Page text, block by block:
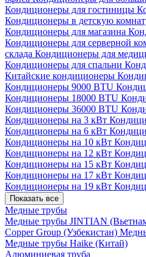
Кондиционеры для гостиницы
Кондиционеры в детскую
Кондиционеры для магазина
Кондиционеры для серверной
склада Кондиционеры для
Кондиционеры для спальни
Китайские кондиционеры
Кондиционеры 9000 BTU
Кондиционеры 18000 BTU
Кондиционеры 36000 BTU
Кондиционеры на 3 кВт
Кондиционеры на 6 кВт
Кондиционеры на 10 кВт
Кондиционеры на 12 кВт
Кондиционеры на 15 кВт
Кондиционеры на 17 кВт
Кондиционеры на 19 кВт
Показать все
Медные трубы
Медные трубы JINTIAN
Copper Group (Узбекистан)
Медные трубы Haike (Китай)
Алюминиевая труба